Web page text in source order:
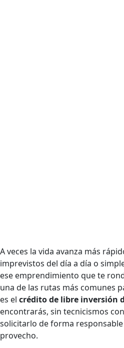
A veces la vida avanza más
imprevistos del día a día o
ese emprendimiento que te
una de las rutas más comunes
es el crédito de libre inversión
encontrarás, sin tecnicismos
solicitarlo de forma
provecho.